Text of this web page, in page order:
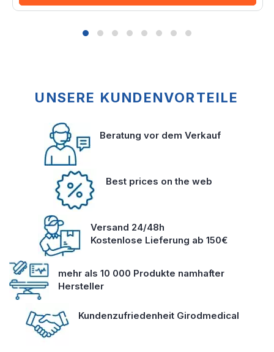
UNSERE KUNDENVORTEILE
Beratung vor dem Verkauf
Best prices on the web
Versand 24/48h
Kostenlose Lieferung ab 150€
mehr als 10 000 Produkte namhafter
Hersteller
Kundenzufriedenheit Girodmedical